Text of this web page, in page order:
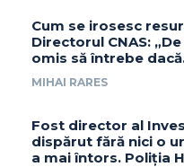
Cum se irosesc
Directorul CNAS:
omis să întrebe
MIHAI RARES
Fost director al
dispărut fără nici o
a mai întors. Poliția